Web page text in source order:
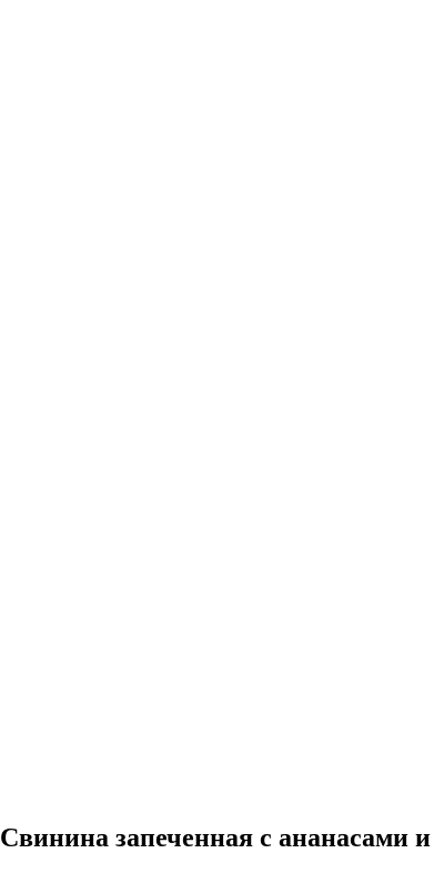
Свинина запеченная с ананасами